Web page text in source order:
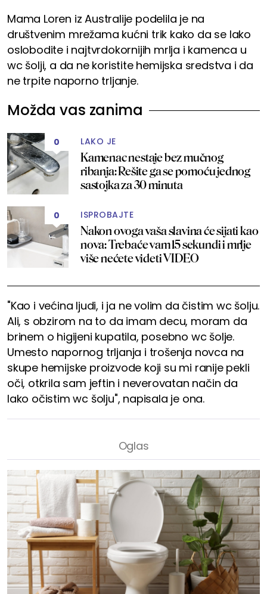
Mama Loren iz Australije podelila je na
društvenim mrežama kućni trik kako da se lako
oslobodite i najtvrdokornijih mrlja i kamenca u
wc šolji, a da ne koristite hemijska sredstva i da
ne trpite naporno trljanje.
Možda vas zanima
0 LAKO JE
Kamenac nestaje bez mučnog
ribanja: Rešite ga se pomoću jednog
sastojka za 30 minuta
0 ISPROBAJTE
Nakon ovoga vaša slavina će sijati kao
nova: Trebaće vam 15 sekundi i mrlje
više nećete videti VIDEO
"Kao i većina ljudi, i ja ne volim da čistim wc šolju.
Ali, s obzirom na to da imam decu, moram da
brinem o higijeni kupatila, posebno wc šolje.
Umesto napornog trljanja i trošenja novca na
skupe hemijske proizvode koji su mi ranije pekli
oči, otkrila sam jeftin i neverovatan način da
lako očistim wc šolju", napisala je ona.